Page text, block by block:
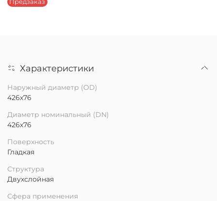
Предзаказ
Характеристики
Наружный диаметр (OD)
426х76
Диаметр номинальный (DN)
426х76
Поверхность
Гладкая
Структура
Двухслойная
Сфера применения